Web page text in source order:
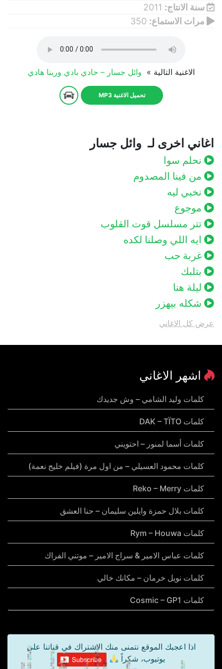
سنة الانتاج: 2011
مرات الاستماع:
الاغنية التالية » وائل جسار – حادي بادي وربنا هادي
تحميل الاغنية MP3
اغاني اخرى لـ وائل جسار
نحلم سوا
من فينا المصدوم
نخبي ليه
موجوع
تتر مسلسل قوت القلوب
ايه اللي وصلنا لكده
غربة حب
بتلبك
ليلة هنا
شكله بيهزر
عرض كل الاغاني
اشهر الاغاني
كلمات وليد الشامي – وش جديدك
كلمات DAK – TÏTO
كلمات أسما لمنور – احتويني
كلمات محمود العسيلي – من اول مرة (فيلم خليج نعمة)
كلمات Reko – Merry
كلمات بلال حمزة وايلين سليمان – حنا العشق
كلمات Rym – Houwa
كلمات عباس الامير & سراج الامير – موتني الفراك
كلمات نويل خرمان – مكانك خالي
كلمات Cosmic – GP1
اذا اعجبك الموقع نتمنى منك الاشتراك في قناتنا على
يوتيوب، شكراً